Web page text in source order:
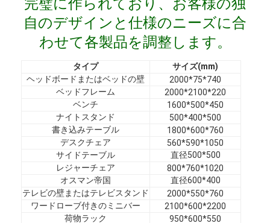
工場見学
品質管理
お問い合わせ
ニュース
よくある質問
今雑談しなさい
完璧に作られており、お客様の独
自のデザインと仕様のニーズに合
わせて各製品を調整します。
タイプ
サイズ(mm)
ヘッドボードまたはベッドの壁
2000*75*740
ベッドフレーム
2000*2100*220
ベンチ
1600*500*450
ナイトスタンド
500*400*500
書き込みテーブル
1800*600*760
デスクチェア
560*590*1050
サイドテーブル
直径500*500
レジャーチェア
800*760*1020
オスマン帝国
直径600*400
テレビの壁またはテレビスタンド
2000*550*760
ワードローブ付きのミニバー
2100*600*2200
荷物ラック
950*600*550